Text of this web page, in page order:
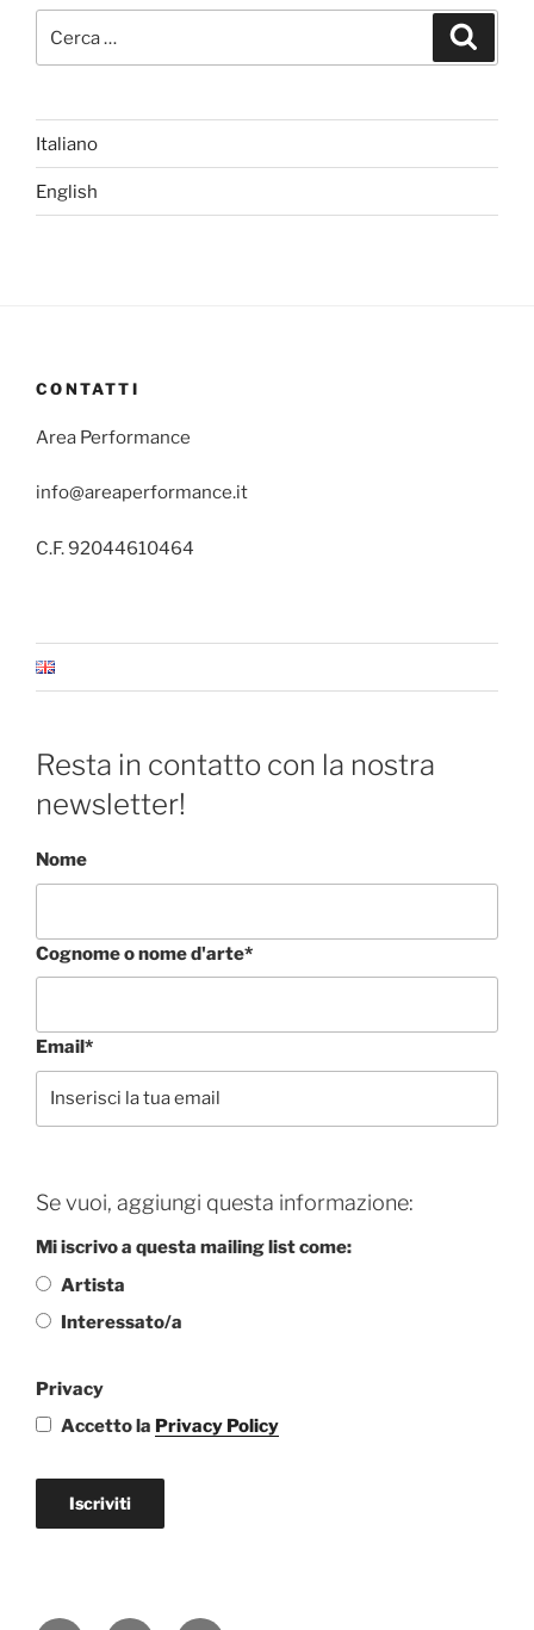
Italiano
English
CONTATTI
Area Performance
info@areaperformance.it
C.F. 92044610464
Resta in contatto con la nostra
newsletter!
Nome
Cognome o nome d'arte*
Email*
Se vuoi, aggiungi questa informazione:
Mi iscrivo a questa mailing list come:
Artista
Interessato/a
Privacy
Accetto la Privacy Policy
Iscriviti